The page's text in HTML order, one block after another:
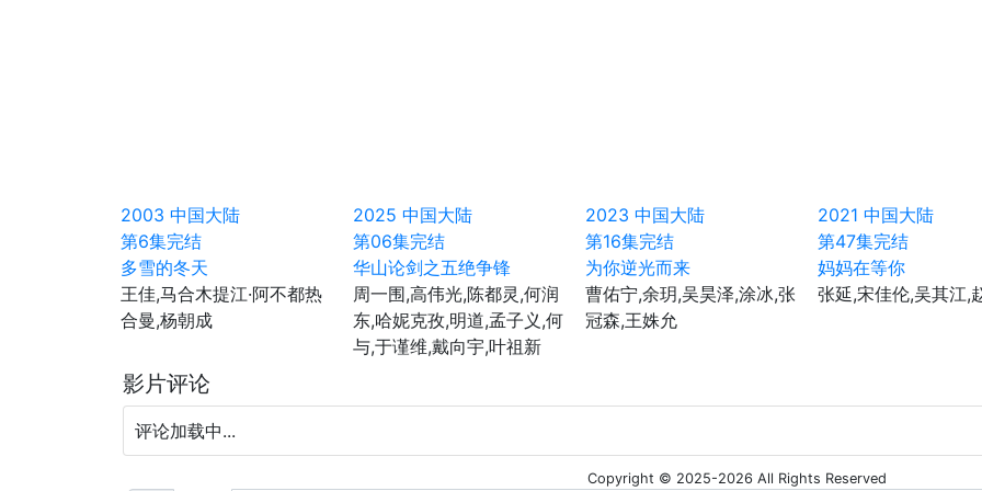
2003 中国大陆
第6集完结
多雪的冬天
王佳,马合木提江·阿不都热
合曼,杨朝成
2025 中国大陆
第06集完结
华山论剑之五绝争锋
周一围,高伟光,陈都灵,何润
东,哈妮克孜,明道,孟子义,何
与,于谨维,戴向宇,叶祖新
2023 中国大陆
第16集完结
为你逆光而来
曹佑宁,余玥,吴昊泽,涂冰,张
冠森,王姝允
2021 中国大陆
第47集完结
妈妈在等你
张延,宋佳伦,吴其江,
影片评论
评论加载中...
Copyright © 2025-2026 All Rights Reserved